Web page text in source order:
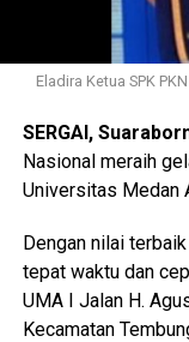
Eladira Ketua SPK
SERGAI,
Nasional meraih
Universitas Medan
Dengan nilai
tepat waktu dan
UMA I Jalan H.
Kecamatan